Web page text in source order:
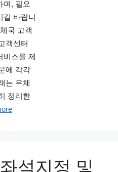
며, 필요
길 바랍니
국 고객
객센터
비스를 제
에 각각
는 우체
정리한
석지정 및